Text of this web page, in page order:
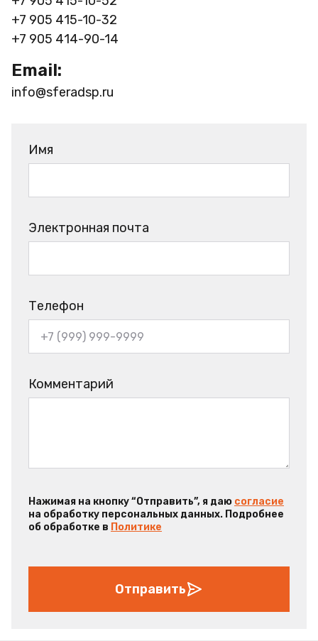
+7 905 415-10-32
+7 905 414-90-14
Email:
info@sferadsp.ru
Имя
Электронная почта
Телефон
Комментарий
Нажимая на кнопку “Отправить”, я даю согласие
на обработку персональных данных. Подробнее
об обработке в Политике
Отправить